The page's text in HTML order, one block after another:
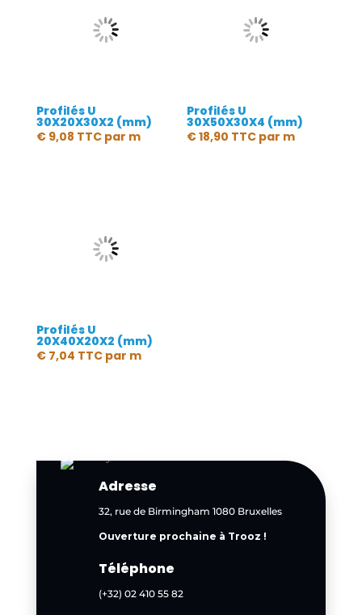
Profilés U
30X20X30X2 (mm)
€9,08 TTCpar m
Profilés U
30X50X30X4 (mm)
€18,90 TTC par m
Profilés U
20X40X20X2 (mm)
€7,04 TTCpar m
Adresse
32, rue de Birmingham 1080 Bruxelles
Ouverture prochaine à Trooz !
Téléphone
(+32) 02 410 55 82